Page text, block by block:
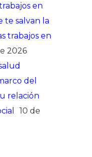
en
te salvan la
trabajos en
2026
del
relación
10 de